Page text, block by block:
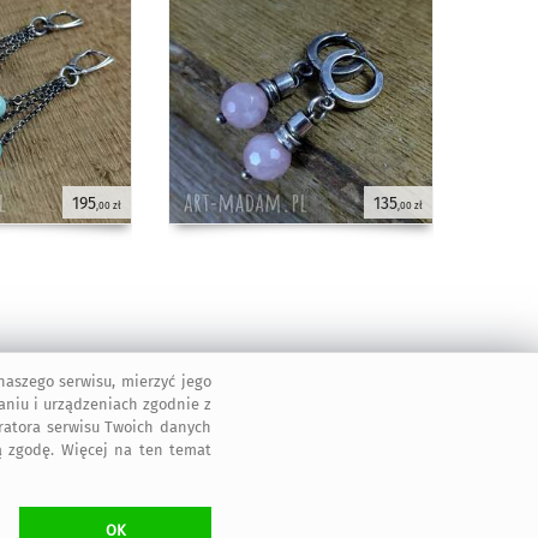
195,00 zł 135,00 zł
serwisu, mierzyć jego
i urządzeniach zgodnie z
serwisu Twoich danych
zgodę. Więcej na ten temat
OK